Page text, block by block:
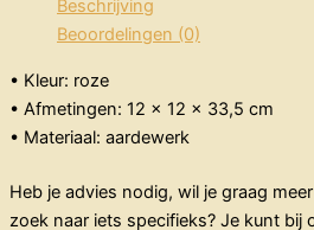
Beschrijving
Beoordelingen (0)
• Kleur: roze
• Afmetingen: 12 x 12 x 33,5 cm
• Materiaal: aardewerk
Heb je advies nodig, wil je graag
zoek naar iets specifieks? Je kunt bij